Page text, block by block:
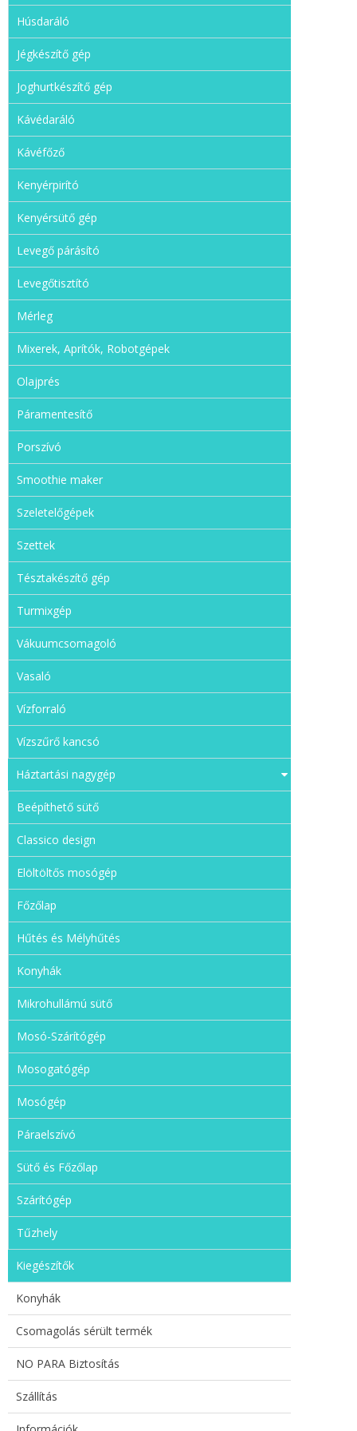
Húsdaráló
Jégkészítő gép
Joghurtkészítő gép
Kávédaráló
Kávéfőző
Kenyérpirító
Kenyérsütő gép
Levegő párásító
Levegőtisztító
Mérleg
Mixerek, Aprítók, Robotgépek
Olajprés
Páramentesítő
Porszívó
Smoothie maker
Szeletelőgépek
Szettek
Tésztakészítő gép
Turmixgép
Vákuumcsomagoló
Vasaló
Vízforraló
Vízszűrő kancsó
Háztartási nagygép
Beépíthető sütő
Classico design
Elöltöltős mosógép
Főzőlap
Hűtés és Mélyhűtés
Konyhák
Mikrohullámú sütő
Mosó-Szárítógép
Mosogatógép
Mosógép
Páraelszívó
Sütő és Főzőlap
Szárítógép
Tűzhely
Kiegészítők
Konyhák
Csomagolás sérült termék
NO PARA Biztosítás
Szállítás